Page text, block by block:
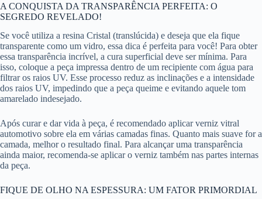
A CONQUISTA DA TRANSPARÊNCIA PERFEITA: O
SEGREDO REVELADO!
Se você utiliza a resina Cristal (translúcida) e deseja que ela fique
transparente como um vidro, essa dica é perfeita para você! Para obter
essa transparência incrível, a cura superficial deve ser mínima. Para
isso, coloque a peça impressa dentro de um recipiente com água para
filtrar os raios UV. Esse processo reduz as inclinações e a intensidade
dos raios UV, impedindo que a peça queime e evitando aquele tom
amarelado indesejado.
Após curar e dar vida à peça, é recomendado aplicar verniz vitral
automotivo sobre ela em várias camadas finas. Quanto mais suave for a
camada, melhor o resultado final. Para alcançar uma transparência
ainda maior, recomenda-se aplicar o verniz também nas partes internas
da peça.
FIQUE DE OLHO NA ESPESSURA: UM FATOR PRIMORDIAL